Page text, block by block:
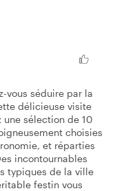
vous séduire par la
délicieuse visite
une sélection de 10
choisies
et réparties
incontournables
typiques de la ville
festin vous